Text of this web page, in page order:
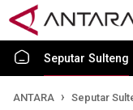
Seputar Sulteng
ANTARA Seputar